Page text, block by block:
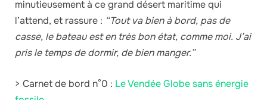
minutieusement à ce grand désert maritime qui
l’attend, et rassure : “Tout va bien à bord, pas de
casse, le bateau est en très bon état, comme moi. J’ai
pris le temps de dormir, de bien manger.”
> Carnet de bord n°0 : Le Vendée Globe sans énergie